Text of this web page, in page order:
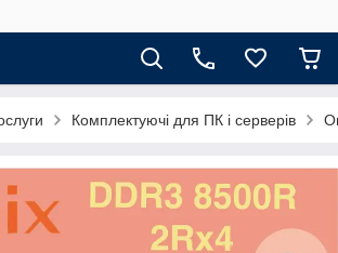
Комплектуючі для ПК і серверів